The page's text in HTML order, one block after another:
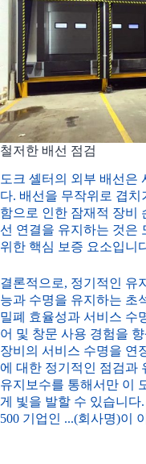
철저한 배선 점검
도크 셸터의 외부 배선은
다. 배선을 무작위로 겹
함으로 인한 잠재적 장비
선 연결을 유지하는 것은
위한 핵심 보증 요소입니
결론적으로, 정기적인 유
능과 수명을 유지하는 초
밀폐 효율성과 서비스 수
어 및 창문 사용 경험을
장비의 서비스 수명을 연
에 대한 정기적인 점검과
유지보수를 통해서만 이
게 빛을 발할 수 있습니다.
500 기업인 ...(회사명)이